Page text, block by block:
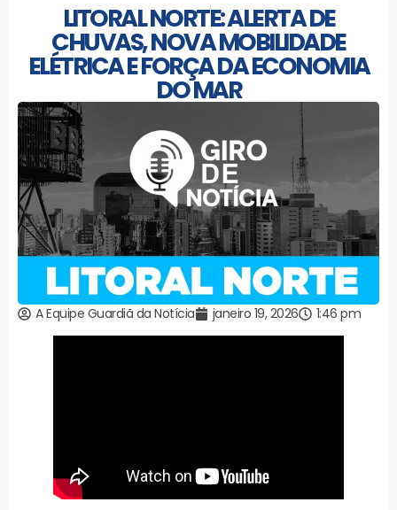
LITORAL NORTE: ALERTA DE
CHUVAS, NOVA MOBILIDADE
ELÉTRICA E FORÇA DA ECONOMIA
DO MAR
A Equipe Guardiã da Notícia janeiro 19, 2026 1:46 pm